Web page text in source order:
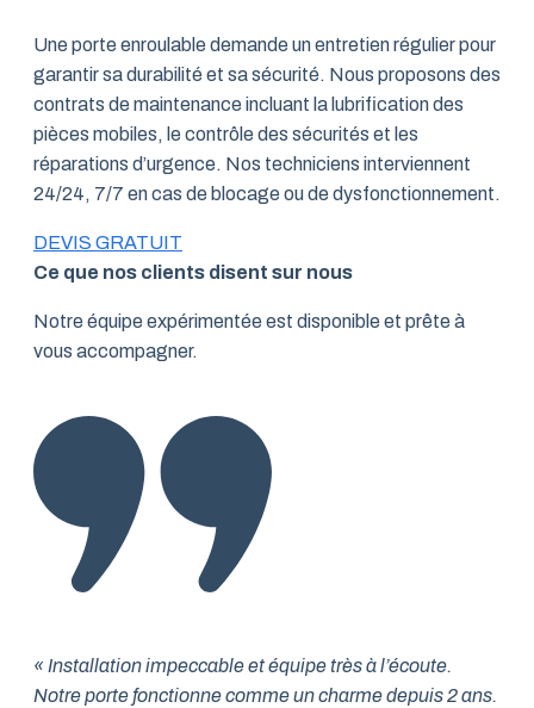
Une porte enroulable demande un entretien régulier pour
garantir sa durabilité et sa sécurité. Nous proposons des
contrats de maintenance incluant la lubrification des
pièces mobiles, le contrôle des sécurités et les
réparations d’urgence. Nos techniciens interviennent
24/24, 7/7 en cas de blocage ou de dysfonctionnement.
DEVIS GRATUIT
Ce que nos clients disent sur nous
Notre équipe expérimentée est disponible et prête à
vous accompagner.
« Installation impeccable et équipe très à l’écoute.
Notre porte fonctionne comme un charme depuis 2 ans.